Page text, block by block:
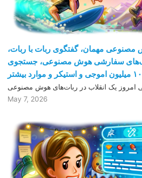
مهمان، گفتگوی ربات با ربات،
سفارشی هوش مصنوعی، جستجوی
May 7, 2026